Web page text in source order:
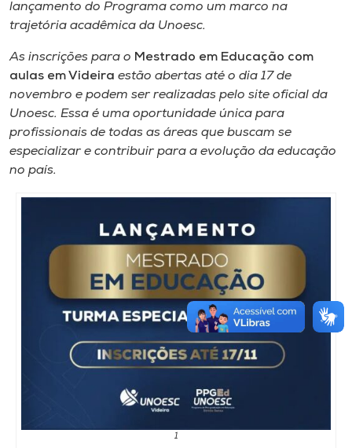
lançamento do Programa como um marco na
trajetória acadêmica da Unoesc.
As inscrições para o Mestrado em Educação com
aulas em Videira estão abertas até o dia 17 de
novembro e podem ser realizadas pelo site oficial da
Unoesc. Essa é uma oportunidade única para
profissionais de todas as áreas que buscam se
especializar e contribuir para a evolução da educação
no país.
1